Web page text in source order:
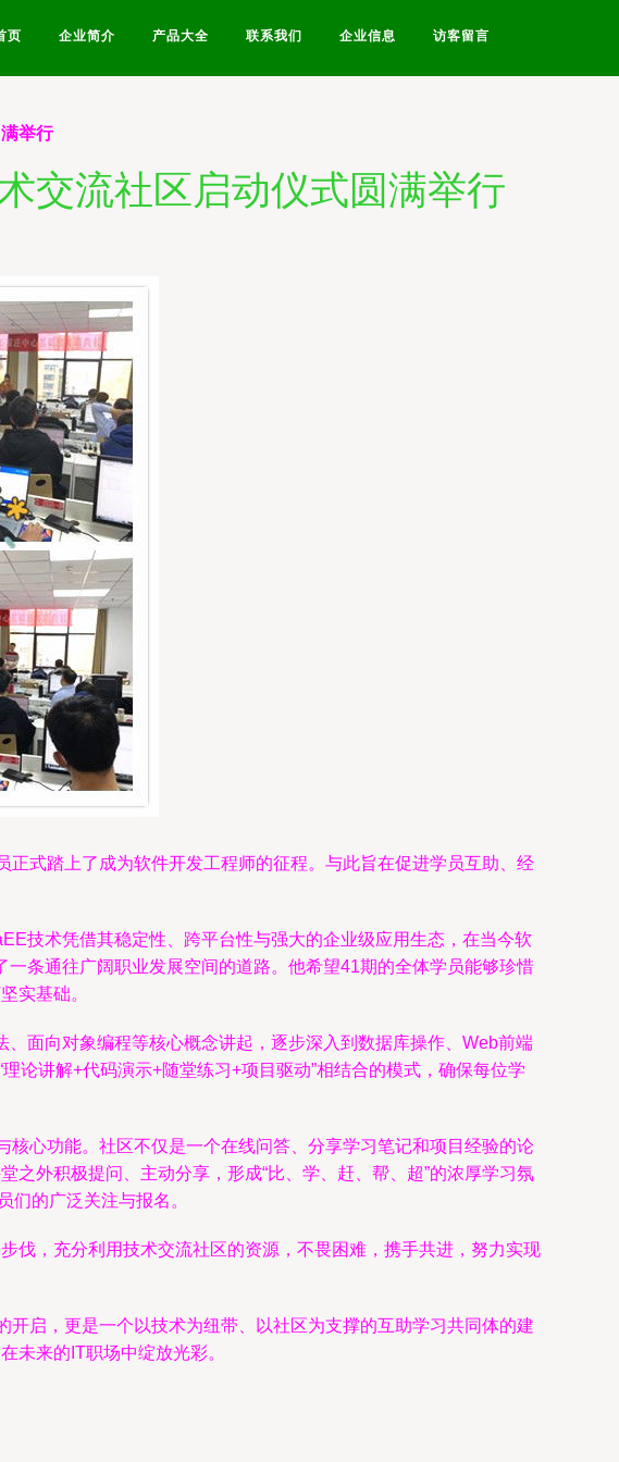
页 企业简介 产品大全 联系我们 企业信息 访客留言
举行
交流社区启动仪式圆满举行
式踏上了成为软件开发工程师的征程。与此旨在促进学员互助、经
技术凭借其稳定性、跨平台性与强大的企业级应用生态，在当今软
条通往广阔职业发展空间的道路。他希望41期的全体学员能够珍惜
实基础。
面向对象编程等核心概念讲起，逐步深入到数据库操作、Web前端
论讲解+代码演示+随堂练习+项目驱动”相结合的模式，确保每位学
心功能。社区不仅是一个在线问答、分享学习笔记和项目经验的论
外积极提问、主动分享，形成“比、学、赶、帮、超”的浓厚学习氛
们的广泛关注与报名。
伐，充分利用技术交流社区的资源，不畏困难，携手共进，努力实现
启，更是一个以技术为纽带、以社区为支撑的互助学习共同体的建
未来的IT职场中绽放光彩。